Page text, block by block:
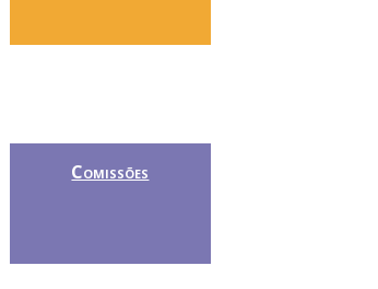
Comissões